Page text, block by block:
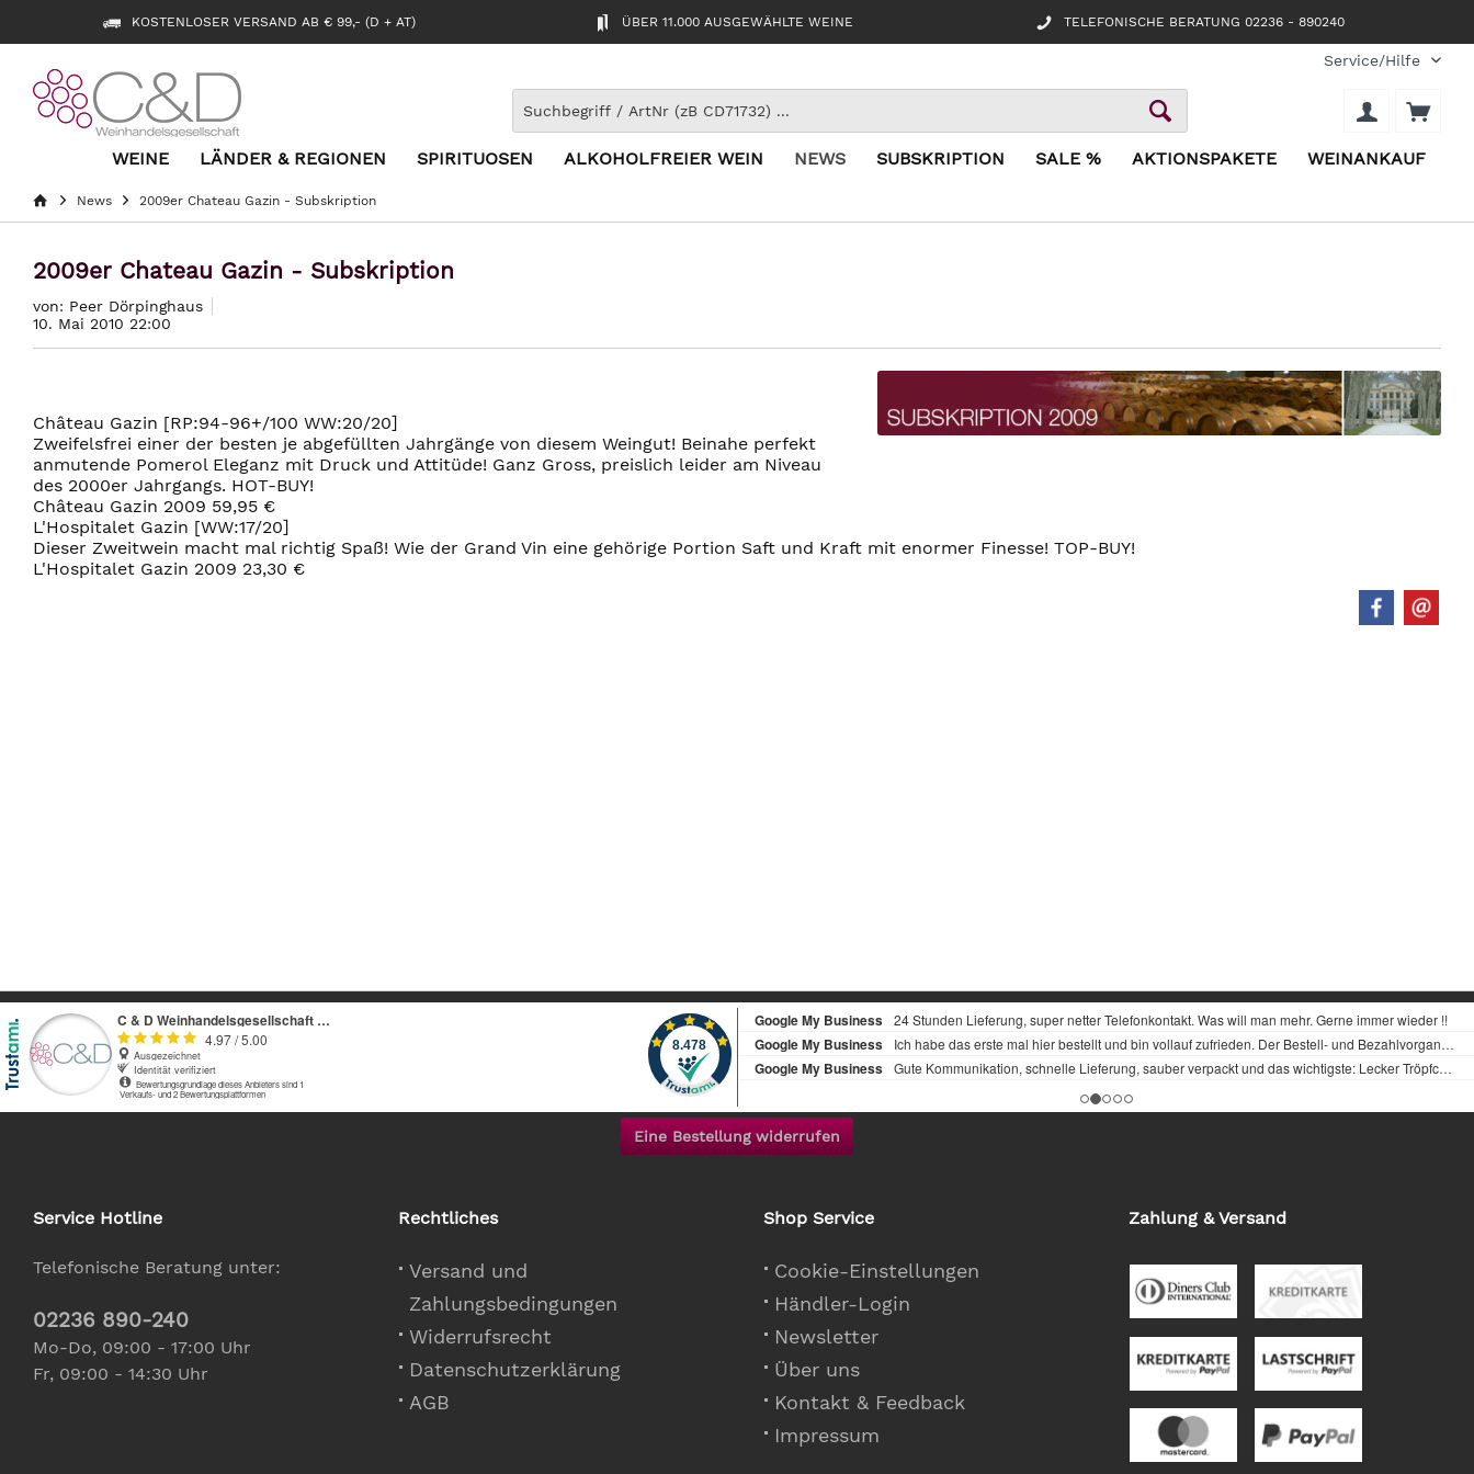
KOSTENLOSER VERSAND AB € 99,- (D + AT) ÜBER 11.000 AUSGEWÄHLTE WEINE TELEFONISCHE BERATUNG 02236 - 890240
Service/Hilfe
WEINE LÄNDER & REGIONEN SPIRITUOSEN ALKOHOLFREIER WEIN NEWS SUBSKRIPTION SALE % AKTIONSPAKETE WEINANKAUF
News 2009er Chateau Gazin - Subskription
2009er Chateau Gazin - Subskription
von: Peer Dörpinghaus
10. Mai 2010 22:00
Château Gazin [RP:94-96+/100 WW:20/20]
Zweifelsfrei einer der besten je abgefüllten Jahrgänge von diesem Weingut! Beinahe perfekt
anmutende Pomerol Eleganz mit Druck und Attitüde! Ganz Gross, preislich leider am Niveau
des 2000er Jahrgangs. HOT-BUY!
Château Gazin 2009 59,95 €
L'Hospitalet Gazin [WW:17/20]
Dieser Zweitwein macht mal richtig Spaß! Wie der Grand Vin eine gehörige Portion Saft und Kraft mit enormer Finesse! TOP-BUY!
L'Hospitalet Gazin 2009 23,30 €
Eine Bestellung widerrufen
Service Hotline
Telefonische Beratung unter:
02236 890-240
Mo-Do, 09:00 - 17:00 Uhr
Fr, 09:00 - 14:30 Uhr
Rechtliches
Versand und
Zahlungsbedingungen
Widerrufsrecht
Datenschutzerklärung
AGB
Shop Service
Cookie-Einstellungen
Händler-Login
Newsletter
Über uns
Kontakt & Feedback
Impressum
Zahlung & Versand